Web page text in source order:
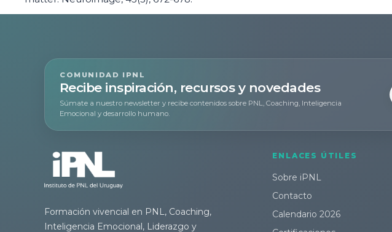
COMUNIDAD IPNL
Recibe inspiración, recursos y novedades
Súmate a nuestro newsletter y recibe contenidos sobre PNL, Coaching, Inteligencia
Emocional y desarrollo humano.
Formación vivencial en PNL, Coaching,
Inteligencia Emocional, Liderazgo y
ENLACES ÚTILES
Sobre iPNL
Contacto
Calendario 2026